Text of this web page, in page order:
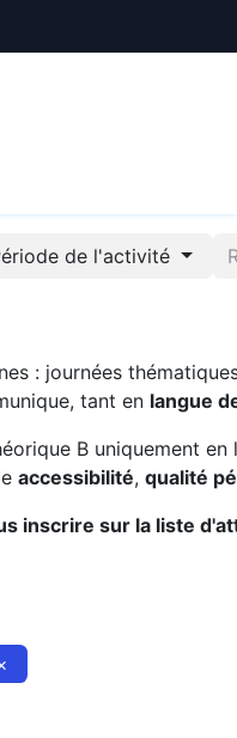
de l'activité
: journées
tant en langue
B uniquement
accessibilité, qualité
inscrire sur la liste